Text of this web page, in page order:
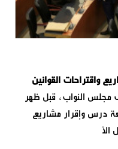
واقتراحات القوانين
16 تموز 2026استأنف مجلس النواب، قبل ظهر
درس وإقرار مشاريع
الأ